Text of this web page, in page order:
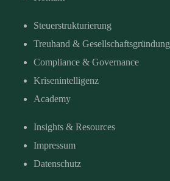
Steuerstrukturierung
Treuhand & Gesellschaftsgründung
Compliance & Governance
Krisenintelligenz
Academy
Insights & Resources
Impressum
Datenschutz